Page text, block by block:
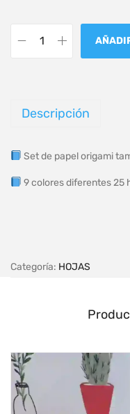
Descripción
Set de papel origami
9 colores diferentes 25
Categoría: HOJAS